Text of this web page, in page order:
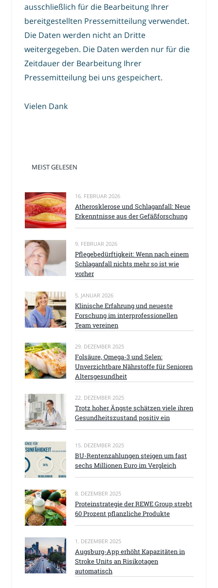
ausschließlich für die Bearbeitung Ihrer
bereitgestellten Pressemitteilung verwendet.
Die Daten werden nicht an Dritte
weitergegeben. Die Daten werden nur für die
Zeitdauer der Bearbeitung Ihrer
Pressemitteilung bei uns gespeichert.
Vielen Dank
MEIST GELESEN
16. FEBRUAR 2026
Atherosklerose und Schlaganfall: Neue
Erkenntnisse aus der Gefäßforschung
9. FEBRUAR 2026
Pflegebedürftigkeit: Wenn nach einem
Schlaganfall nichts mehr so ist wie
vorher
5. JANUAR 2026
Klinische Erfahrung und neueste
Forschung im interprofessionellen
Team vereinen
29. DEZEMBER 2025
Folsäure, Omega-3 und Selen:
Unverzichtbare Nährstoffe für Senioren
Altersgesundheit
22. DEZEMBER 2025
Trotz hoher Ängste schätzen viele ihren
Gesundheitszustand positiv ein
15. DEZEMBER 2025
BU-Rentenzahlungen steigen um fast
sechs Millionen Euro im Vergleich
8. DEZEMBER 2025
Proteinstrategie der REWE Group strebt
60 Prozent pflanzliche Produkte
1. DEZEMBER 2025
Augsburg-App erhöht Kapazitäten in
Stroke Units an Risikotagen
automatisch